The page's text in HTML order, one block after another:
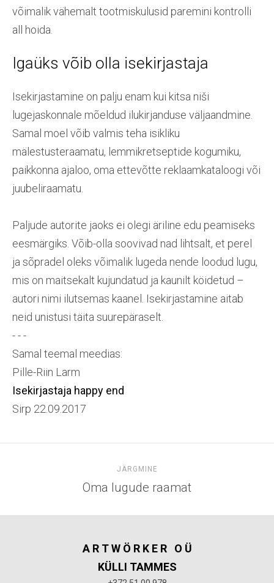
võimalik vähemalt tootmiskulusid paremini kontrolli
all hoida.
Igaüks võib olla isekirjastaja
Isekirjastamine on palju enam kui kitsa niši
lugejaskonnale mõeldud ilukirjanduse väljaandmine.
Samal moel võib valmis teha isikliku
mälestusteraamatu, lemmikretseptide kogumiku,
paikkonna ajaloo, oma ettevõtte reklaamkataloogi või
juubeliraamatu.
Paljude autorite jaoks ei olegi äriline edu peamiseks
eesmärgiks. Võib-olla soovivad nad lihtsalt, et perel
ja sõpradel oleks võimalik lugeda nende loodud lugu,
mis on maitsekalt kujundatud ja kaunilt köidetud –
autori nimi ilutsemas kaanel. Isekirjastamine aitab
neid unistusi täita suurepäraselt.
- - -
Samal teemal meedias:
Pille-Riin Larm
Isekirjastaja happy end
Sirp 22.09.2017
JÄRGMINE
Oma lugude raamat
A R T W Ö R K E RO Ü
KÜLLI TAMMES